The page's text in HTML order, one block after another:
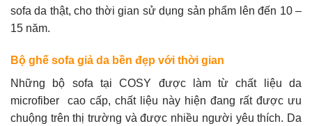
sofa da thật, cho thời gian sử dụng sản phẩm lên đến 10 –
15 năm.
Bộ ghế sofa giả da bền đẹp với thời gian
Những bộ sofa tại COSY được làm từ chất liệu da
microfiber
cao cấp, chất liệu này hiện đang rất được ưu
chuộng trên thị trường và được nhiều người yêu thích. Da